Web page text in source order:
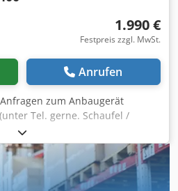
1.990 €
Festpreis zzgl. MwSt.
Anrufen
zum Anbaugerät
Tel. gerne. Schaufel /
/ lagernd & sofort
netto / 2.368,10 € brutto -
(mm): 2.400 Genaue Maße der
den Bildern. In unserem Lager